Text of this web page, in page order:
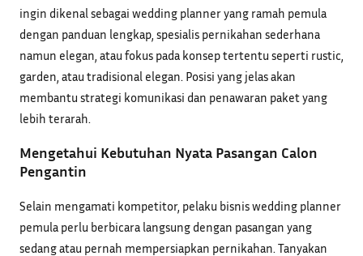
ingin dikenal sebagai wedding planner yang ramah pemula
dengan panduan lengkap, spesialis pernikahan sederhana
namun elegan, atau fokus pada konsep tertentu seperti rustic,
garden, atau tradisional elegan. Posisi yang jelas akan
membantu strategi komunikasi dan penawaran paket yang
lebih terarah.
Mengetahui Kebutuhan Nyata Pasangan Calon
Pengantin
Selain mengamati kompetitor, pelaku bisnis wedding planner
pemula perlu berbicara langsung dengan pasangan yang
sedang atau pernah mempersiapkan pernikahan. Tanyakan